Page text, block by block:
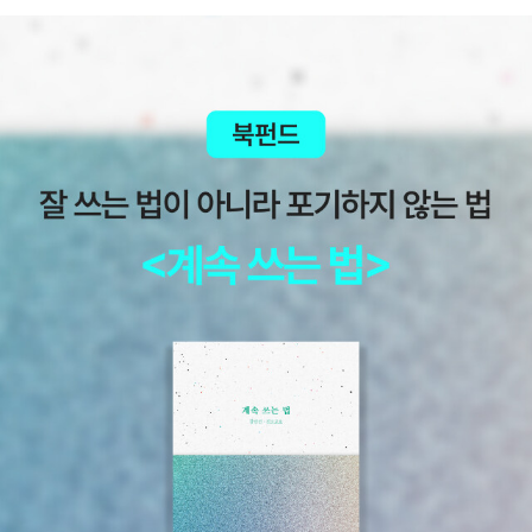
아물거야셰인 코이잔 지음, 김경주 옮김 / 아카넷주니어 / 2014년 1
0월
럼 가라앉는 것>이 눈에 먼저 띈다. 제10회 미스터리 대상을 받았다
고 하니 작품의 질은 검증된 셈. <태양이 앉는 자리>는 제147회 나
오키상을 수상한 츠지무라 미즈키의 작품이다. 고교 동창생들이 어른
이 갈 만한 작품인듯! <데드맨>은 역시 살인데 관한 소설이다. 가와
이 간지라는 작가인데 간지나게 썼을런지 모르겠다. 그나저나 2000
대년 이후 일본 소설중에 살인이 너무 많이 나오는거 아냐 이거?
게 번역되는 호주의 문학작품인데, 과학도들의 연애담이 메인 주제인
이 작품이 프랑크푸르트 도서전에서도 주목받고 원고의 형태로 있을
때부터 주목을 받았다고 한다. 닉 페어웰의 <GO>는 한국에서 브라
질로 이민간 한국인 이민자 출신 작가다. 사실상 브라질 문학이라고
할 수 있는데, 한국인이 쓴 브라질 문학은 어떨지 궁금하다. <밤: 악몽
>은 문학동네에서 나온 일러스트가 있는 고전이다. 프랑스 작가 모파